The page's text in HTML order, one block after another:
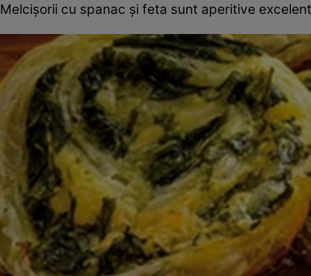
Melcișorii cu spanac și feta sunt aperitive